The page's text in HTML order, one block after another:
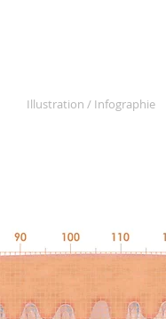
Illustration / Infographie